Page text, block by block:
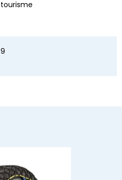
tourisme
9